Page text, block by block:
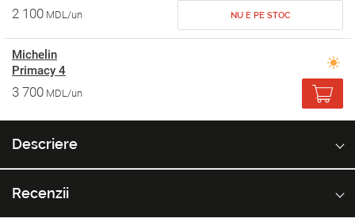
2 100 MDL/un NU E PE STOC
Michelin
Primacy 4
3 700 MDL/un
Descriere
Recenzii